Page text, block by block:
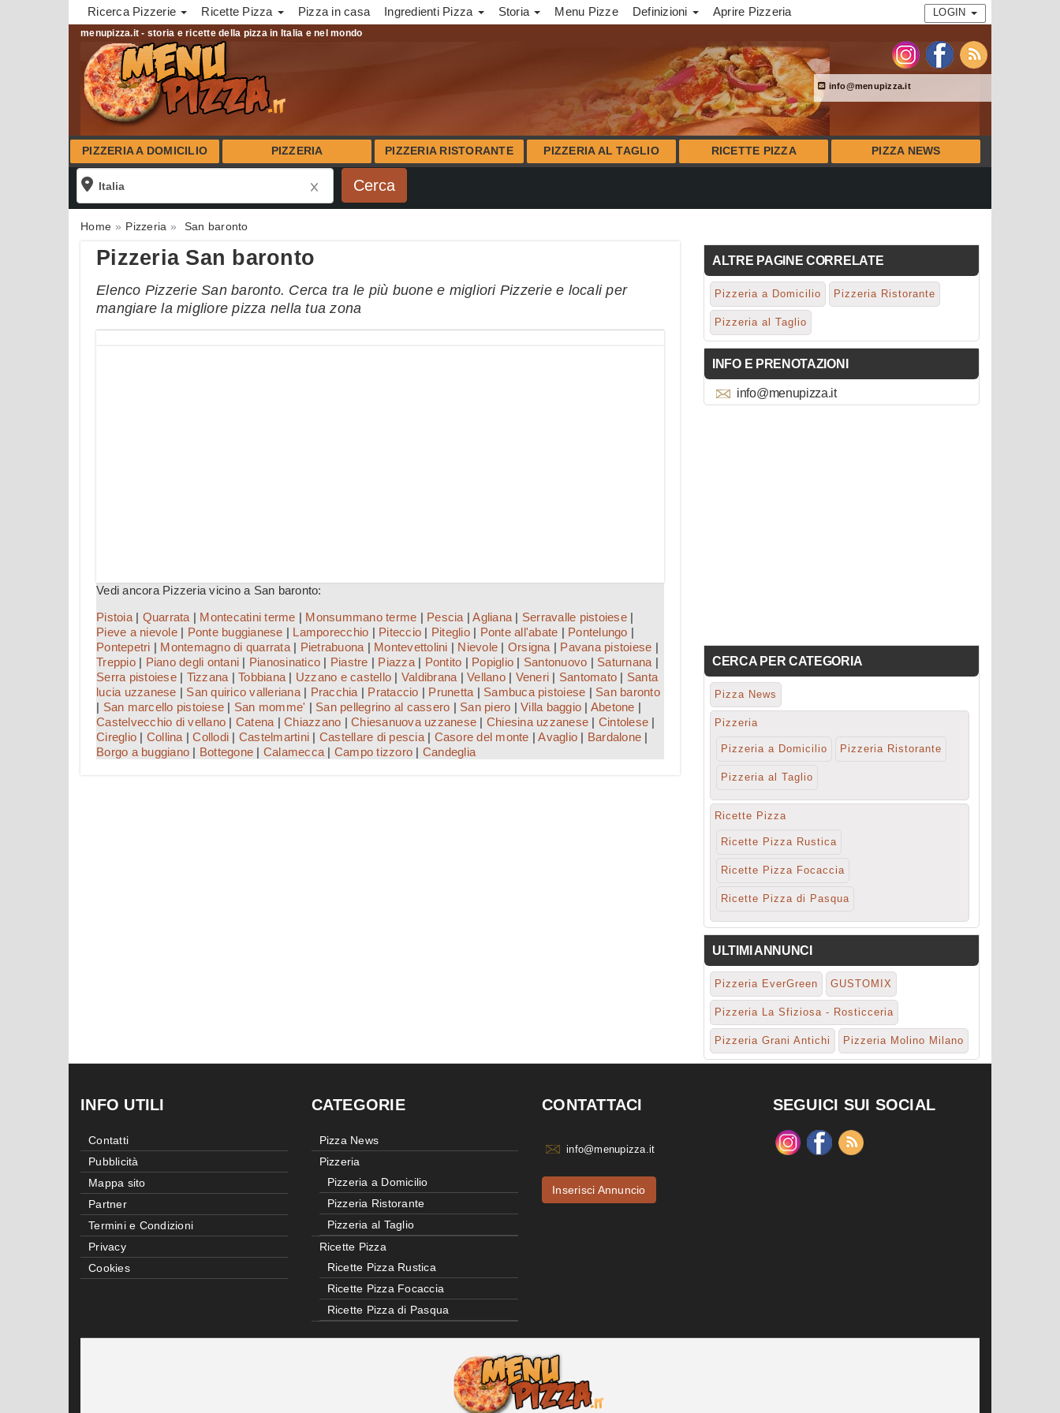
Ricerca Pizzerie Ricette Pizza Pizza in casa Ingredienti Pizza Storia Menu Pizze Definizioni Aprire Pizzeria LOGIN
menupizza.it - storia e ricette della pizza in Italia e nel mondo
info@menupizza.it
PIZZERIA A DOMICILIO PIZZERIA PIZZERIA RISTORANTE PIZZERIA AL TAGLIO RICETTE PIZZA PIZZA NEWS
Home Pizzeria San baronto
Pizzeria San baronto
Elenco Pizzerie San baronto. Cerca tra le più buone e migliori Pizzerie e locali per
mangiare la migliore pizza nella tua zona
Vedi ancora Pizzeria vicino a San baronto:
Pistoia| Quarrata | Montecatini terme | Monsummano terme | Pescia |Agliana | Serravalle pistoiese|
Pieve a nievole| Ponte buggianese | Lamporecchio | Piteccio | Piteglio| Ponte all'abate | Pontelungo |
Pontepetri | Montemagno di quarrata| Pietrabuona | Montevettolini | Nievole | Orsigna | Pavana pistoiese |
Treppio| Piano degli ontani | Pianosinatico | Piastre | Piazza| Pontito | Popiglio | Santonuovo | Saturnana |
Serra pistoiese| Tizzana | Tobbiana | Uzzano e castello | Valdibrana | Vellano| Veneri | Santomato | Santa
lucia uzzanese | San quirico valleriana| Pracchia | Prataccio | Prunetta | Sambuca pistoiese | San baronto
| San marcello pistoiese | San momme' | San pellegrino al cassero | San piero | Villa baggio | Abetone |
Castelvecchio di vellano | Catena | Chiazzano | Chiesanuova uzzanese | Chiesina uzzanese | Cintolese |
Cireglio | Collina |Collodi | Castelmartini | Castellare di pescia| Casore del monte |Avaglio | Bardalone |
Borgo a buggiano | Bottegone | Calamecca | Campo tizzoro | Candeglia
ALTRE PAGINE CORRELATE
Pizzeria a Domicilio Pizzeria Ristorante
Pizzeria al Taglio
INFO E PRENOTAZIONI
info@menupizza.it
CERCA PER CATEGORIA
Pizza News
Pizzeria
Pizzeria a Domicilio Pizzeria Ristorante
Pizzeria al Taglio
Ricette Pizza
Ricette Pizza Rustica
Ricette Pizza Focaccia
Ricette Pizza di Pasqua
ULTIMI ANNUNCI
Pizzeria EverGreen GUSTOMIX
Pizzeria La Sfiziosa - Rosticceria
Pizzeria Grani Antichi Pizzeria Molino Milano
INFO UTILI
Contatti
Pubblicità
Mappa sito
Partner
Termini e Condizioni
Privacy
Cookies
CATEGORIE
Pizza News
Pizzeria
Pizzeria a Domicilio
Pizzeria Ristorante
Pizzeria al Taglio
Ricette Pizza
Ricette Pizza Rustica
Ricette Pizza Focaccia
Ricette Pizza di Pasqua
CONTATTACI
info@menupizza.it
Inserisci Annuncio
SEGUICI SUI SOCIAL